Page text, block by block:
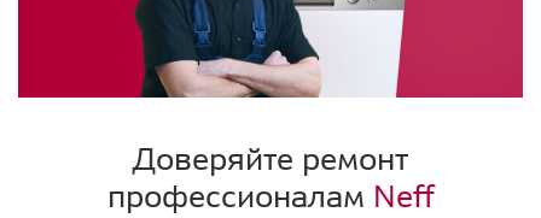
Доверяйте ремонт
профессионалам Neff